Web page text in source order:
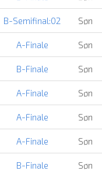
B-Semifinal:02 Søn
A-Finale Søn
B-Finale Søn
A-Finale Søn
A-Finale Søn
A-Finale Søn
B-Finale Søn